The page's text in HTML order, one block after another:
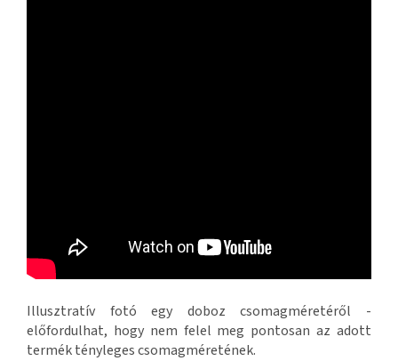
Illusztratív fotó egy doboz csomagméretéről -
előfordulhat, hogy nem felel meg pontosan az adott
termék tényleges csomagméretének.